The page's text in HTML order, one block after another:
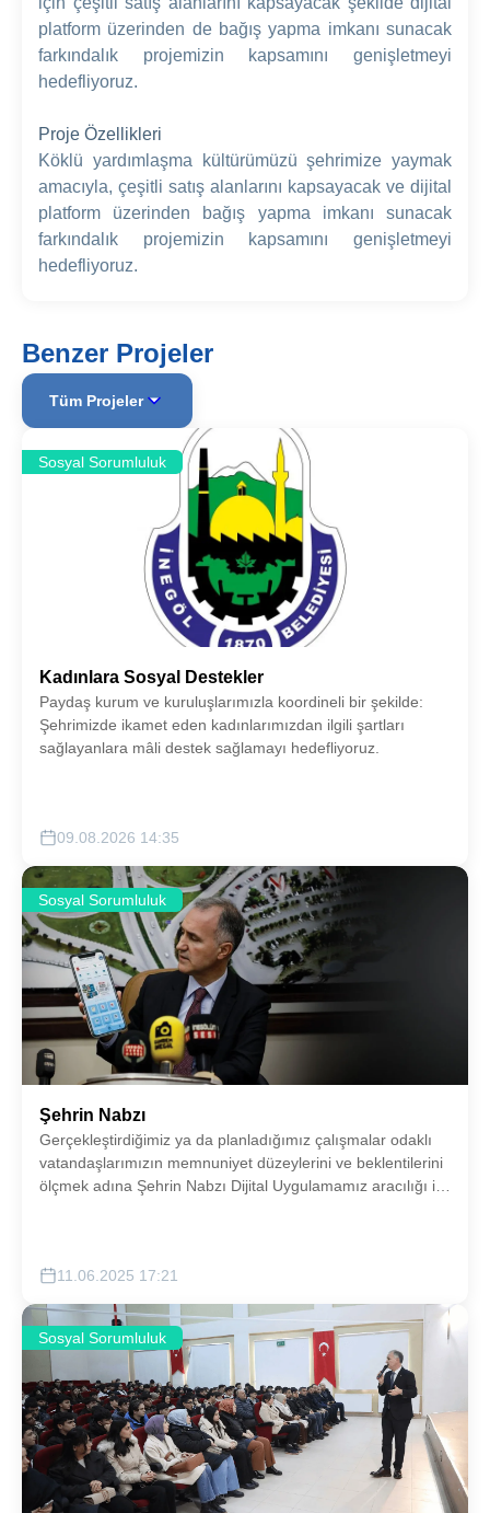
platform üzerinden de bağış yapma imkanı sunacak
farkındalık projemizin kapsamını genişletmeyi
hedefliyoruz.
Proje Özellikleri
Köklü yardımlaşma kültürümüzü şehrimize yaymak
amacıyla, çeşitli satış alanlarını kapsayacak ve dijital
platform üzerinden bağış yapma imkanı sunacak
farkındalık projemizin kapsamını genişletmeyi
hedefliyoruz.
Benzer Projeler
Tüm Projeler
Sosyal Sorumluluk
Kadınlara Sosyal Destekler
Paydaş kurum ve kuruluşlarımızla koordineli bir şekilde:
Şehrimizde ikamet eden kadınlarımızdan ilgili şartları
sağlayanlara mâli destek sağlamayı hedefliyoruz.
09.08.2026 14:35
Sosyal Sorumluluk
Şehrin Nabzı
Gerçekleştirdiğimiz ya da planladığımız çalışmalar odaklı
vatandaşlarımızın memnuniyet düzeylerini ve beklentilerini
ölçmek adına Şehrin Nabzı Dijital Uygulamamız aracılığı ile
11.06.2025 17:21
Sosyal Sorumluluk